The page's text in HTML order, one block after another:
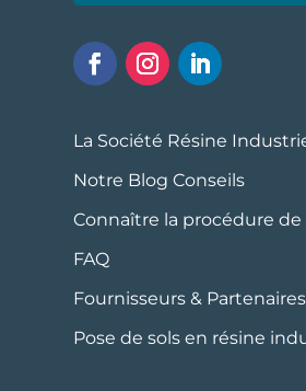
La Société Résine
Notre Blog Conseils
Connaître la procédure
FAQ
Fournisseurs & Partenaires
Pose de sols en résine